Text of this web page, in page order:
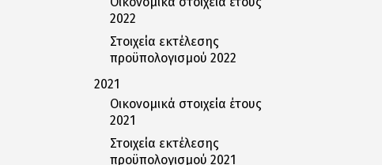
2022
Στοιχεία εκτέλεσης
προϋπολογισμού 2022
2021
Οικονομικά στοιχεία έτους
2021
Στοιχεία εκτέλεσης
προϋπολογισμού 2021